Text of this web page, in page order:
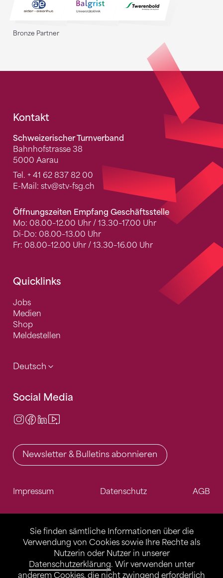
Sie finden sämtliche Informationen über die
Verwendung von Cookies sowie Ihre Rechte als
Nutzerin oder Nutzer in unserer
Datenschutzerklärung. Wir verwenden unter
anderem Cookies, die nicht zwingend erforderlich
Bronze Partner
Fusszeile
Kontakt
Schweizerischer Turnverband
Bahnhofstrasse 38
5000 Aarau
Tel. + 41 62 837 82 00
E-Mail: stv@stv-fsg.ch
Öffnungszeiten Empfang Geschäftsstelle
Mo: 08.00–12.00 Uhr / 13.30–17.00 Uhr
Di-Do: 08.00–13.00 Uhr
Fr: 08.00–12.00 Uhr / 13.30–16.00 Uhr
Quicklinks
Jobs
Medien
Shop
Meldestellen
Deutsch
Social Media
Instagram
Facebook
LinkedIn
Newsletter & Bulletins abonnieren
Impressum Datenschutz AGB